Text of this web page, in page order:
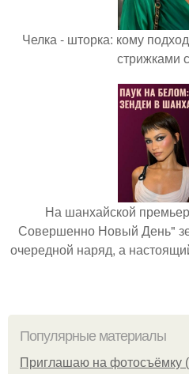
Челка - шторка: кому
стрижками
На шанхайской
Совершенно Новый День"
очередной наряд, а
Популярные материалы
Приглашаю на фотосъёмку